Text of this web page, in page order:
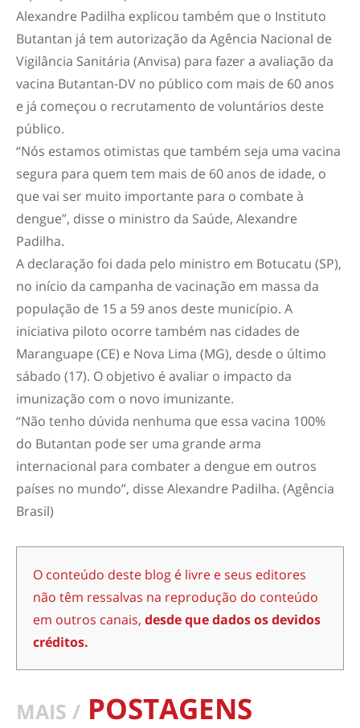
Alexandre Padilha explicou também que o Instituto
Butantan já tem autorização da Agência Nacional de
Vigilância Sanitária (Anvisa) para fazer a avaliação da
vacina Butantan-DV no público com mais de 60 anos
e já começou o recrutamento de voluntários deste
público.
“Nós estamos otimistas que também seja uma vacina
segura para quem tem mais de 60 anos de idade, o
que vai ser muito importante para o combate à
dengue”, disse o ministro da Saúde, Alexandre
Padilha.
A declaração foi dada pelo ministro em Botucatu (SP),
no início da campanha de vacinação em massa da
população de 15 a 59 anos deste município. A
iniciativa piloto ocorre também nas cidades de
Maranguape (CE) e Nova Lima (MG), desde o último
sábado (17). O objetivo é avaliar o impacto da
imunização com o novo imunizante.
“Não tenho dúvida nenhuma que essa vacina 100%
do Butantan pode ser uma grande arma
internacional para combater a dengue em outros
países no mundo”, disse Alexandre Padilha. (Agência
Brasil)
O conteúdo deste blog é livre e seus editores
não têm ressalvas na reprodução do conteúdo
em outros canais, desde que dados os devidos
créditos.
MAIS / POSTAGENS